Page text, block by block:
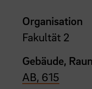
Organisation
Fakultät 2
Gebäude,
AB, 615